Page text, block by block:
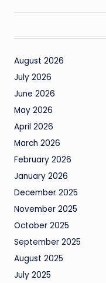
August 2026
July 2026
June 2026
May 2026
April 2026
March 2026
February 2026
January 2026
December 2025
November 2025
October 2025
September 2025
August 2025
July 2025